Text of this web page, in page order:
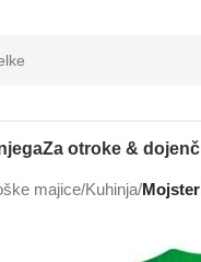
Za otroke &
majice/Kuhinja/